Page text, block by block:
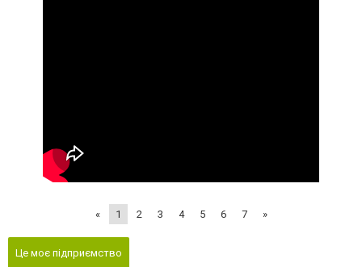
« 1 2 3 4 5 6 7 »
Це моє підприємство